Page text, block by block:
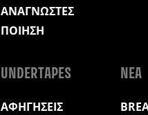
ΑΝΑΓΝΩΣΤΕΣ
ΠΟΙΗΣΗ
UNDERTAPES
ΑΦΗΓΗΣΕΙΣ
ΝΕΑ